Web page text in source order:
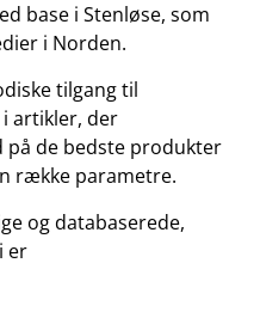
base i Stenløse, som
i Norden.
tilgang til
artikler, der
de bedste produkter
række parametre.
og databaserede,
er